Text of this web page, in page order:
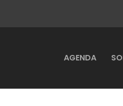
AGENDA